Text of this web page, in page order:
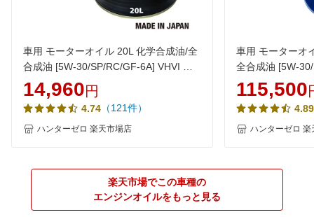
車用 モーターオイル 20L 化学合成油/全
合成油 [5W-30/SP/RC/GF-6A] VHVI 自
動車用エンジンオイル AQ5 ヒロバ・ゼ
ロ
14,960円
4.74 （121件）
ハンターゼロ 楽天市場店
車用 モーターオ
全合成油 [5W-
車用エンジンオ
ヒロバ・ゼロ
115,500
4.89
ハンターゼロ 楽
楽天市場でこの車種の
エンジンオイルをもっと見る